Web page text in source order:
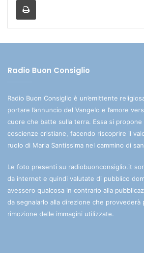
Radio Buon Consiglio
Radio Buon Consiglio è un’emittente
portare l’annuncio del Vangelo e l’amore
cuore che batte sulla terra. Essa si
coscienze cristiane, facendo riscoprire il
ruolo di Maria Santissima nel cammino di
Le foto presenti su radiobuonconsiglio.it
da internet e quindi valutate di pubblico
avessero qualcosa in contrario alla
da segnalarlo alla direzione che provvederà
rimozione delle immagini utilizzate.